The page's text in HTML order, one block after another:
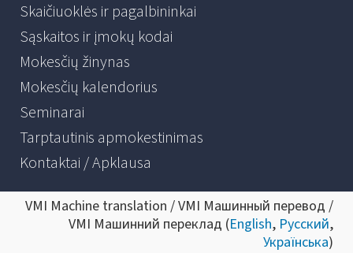
Skaičiuoklės ir pagalbininkai
Sąskaitos ir įmokų kodai
Mokesčių žinynas
Mokesčių kalendorius
Seminarai
Tarptautinis apmokestinimas
Kontaktai / Apklausa
VMI Machine translation / VMI Машинный перевод /
VMI Машинний переклад (English, Русский,
Українська)